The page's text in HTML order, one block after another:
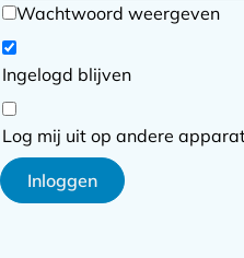
Wachtwoord weergeven
Ingelogd blijven
Log mij uit op andere
Inloggen